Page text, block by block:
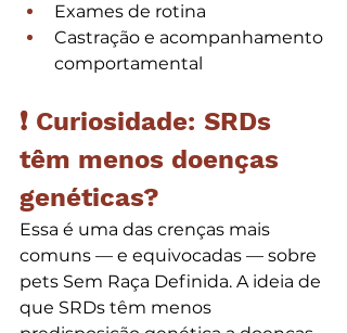
Exames de rotina
Castração e acompanhamento
comportamental
❗ Curiosidade: SRDs
têm menos doenças
genéticas?
Essa é uma das crenças mais
comuns — e equivocadas — sobre
pets Sem Raça Definida. A ideia de
que SRDs têm menos